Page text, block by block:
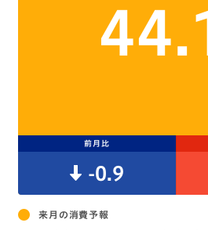
44.1
前月比
-0.9
来月の消費予報